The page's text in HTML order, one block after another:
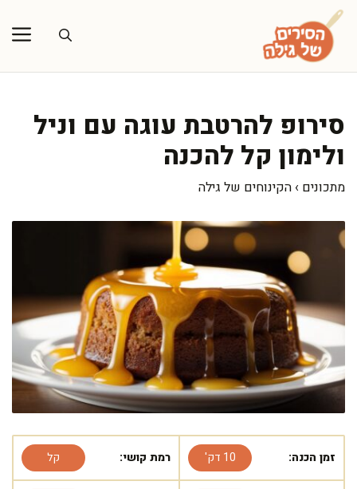
לדלג
לתוכן
סירופ להרטבת עוגה עם וניל
ולימון קל להכנה
מתכונים › הקינוחים של גילה
זמן הכנה: 10 דק' רמת קושי: קל